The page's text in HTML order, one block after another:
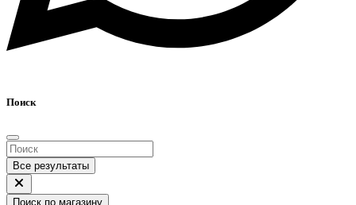
Поиск
Все результаты
Поиск по магазину